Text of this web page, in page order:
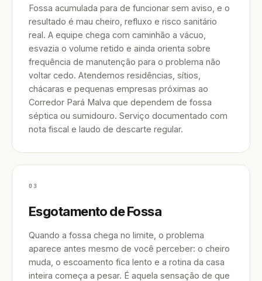
Fossa acumulada para de funcionar sem aviso, e o
resultado é mau cheiro, refluxo e risco sanitário
real. A equipe chega com caminhão a vácuo,
esvazia o volume retido e ainda orienta sobre
frequência de manutenção para o problema não
voltar cedo. Atendemos residências, sítios,
chácaras e pequenas empresas próximas ao
Corredor Pará Malva que dependem de fossa
séptica ou sumidouro. Serviço documentado com
nota fiscal e laudo de descarte regular.
03
Esgotamento de Fossa
Quando a fossa chega no limite, o problema
aparece antes mesmo de você perceber: o cheiro
muda, o escoamento fica lento e a rotina da casa
inteira começa a pesar. É aquela sensação de que